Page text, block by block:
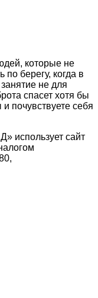
которые не
по берегу, когда в
не для
спасет хотя бы
и почувствуете себя
использует сайт